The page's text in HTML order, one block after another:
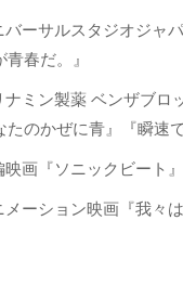
バーサルスタジオジャ
青春だ。』
ナミン製薬 ベンザブロ
たのかぜに青』『瞬速
映画『ソニックビート』
メーション映画『我々は